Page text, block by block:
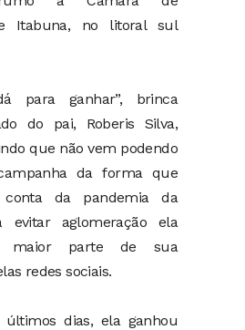
Itabuna, no litoral sul
para ganhar”, brinca
do pai, Roberis Silva,
que não vem podendo
da forma que
conta da pandemia da
evitar aglomeração ela
maior parte de sua
redes sociais.
últimos dias, ela ganhou